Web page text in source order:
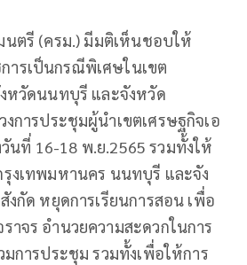
ตรี (ครม.) มีมติเห็นชอบให้
ารเป็นกรณีพิเศษในเขต
หวัดนนทบุรี และจังหวัด
การประชุมผู้นำเขตเศรษฐกิจเอ
นที่ 16-18 พ.ย.2565 รวมทั้งให้
งเทพมหานคร นนทบุรี และจัง
งกัด หยุดการเรียนการสอน เพื่อ
าจร อำนวยความสะดวกในการ
มการประชุม รวมทั้งเพื่อให้การ